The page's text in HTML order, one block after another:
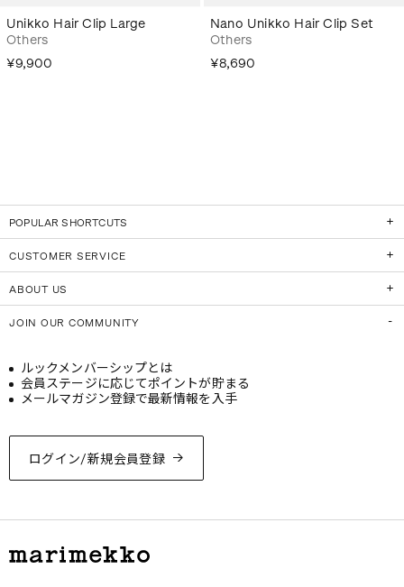
Unikko Hair Clip Large
Others
¥9,900
Nano Unikko Hair Clip Set
Others
¥8,690
POPULAR SHORTCUTS
CUSTOMER SERVICE
ABOUT US
JOIN OUR COMMUNITY
ログイン/新規会員登録
ルックメンバーシップとは
会員ステージに応じてポイントが貯まる
メールマガジン登録で最新情報を入手